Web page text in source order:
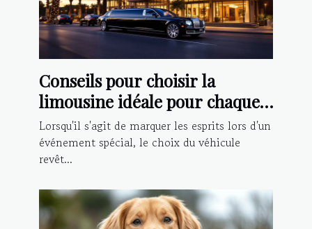
Conseils pour choisir la
limousine idéale pour chaque
type d'événement
Lorsqu'il s'agit de marquer les esprits lors d'un
événement spécial, le choix du véhicule
revêt...